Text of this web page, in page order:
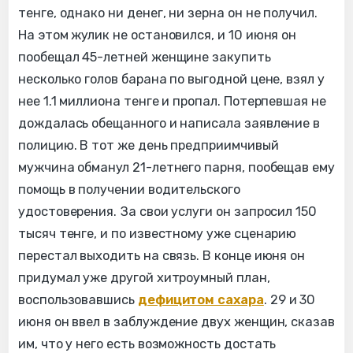
тенге, однако ни денег, ни зерна он не получил.
На этом жулик не остановился, и 10 июня он
пообещал 45-летней женщине закупить
несколько голов барана по выгодной цене, взял у
нее 1.1 миллиона тенге и пропал. Потерпевшая не
дождалась обещанного и написала заявление в
полицию. В тот же день предприимчивый
мужчина обманул 21-летнего парня, пообещав ему
помощь в получении водительского
удостоверения. За свои услуги он запросил 150
тысяч тенге, и по известному уже сценарию
перестал выходить на связь. В конце июня он
придумал уже другой хитроумный план,
воспользовавшись дефицитом сахара. 29 и 30
июня он ввел в заблуждение двух женщин, сказав
им, что у него есть возможность достать